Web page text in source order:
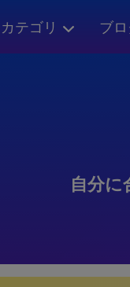
カテゴリ ブ
自分に